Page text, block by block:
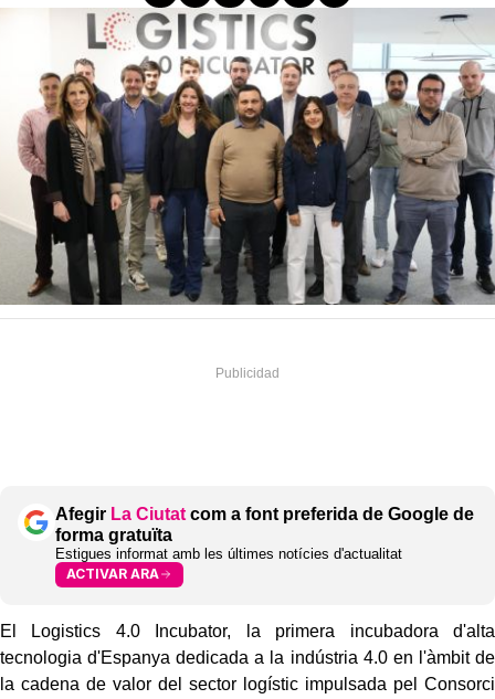
Afegir La Ciutat com a font preferida de Google de
forma gratuïta
Estigues informat amb les últimes notícies d'actualitat
ACTIVAR ARA
El Logistics 4.0 Incubator, la primera incubadora d'alta
tecnologia d'Espanya dedicada a la indústria 4.0 en l'àmbit de
la cadena de valor del sector logístic impulsada pel Consorci